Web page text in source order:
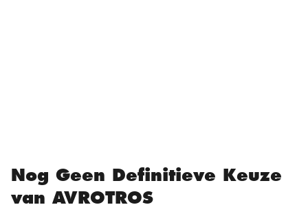
Nog Geen Definitieve Keuze
van AVROTROS